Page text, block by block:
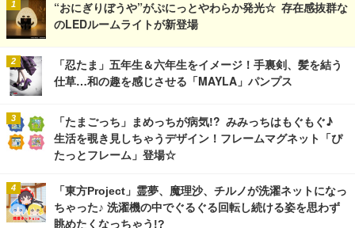
“おにぎりぼうや”がぷにっとやわらか発光☆ 存在感抜群な
のLEDルームライトが新登場
「忍たま」五年生＆六年生をイメージ！手裏剣、髪を結う
仕草…和の趣を感じさせる「MAYLA」パンプス
「たまごっち」まめっちが病気!? みみっちはもぐもぐ♪
生活を覗き見しちゃうデザイン！フレームマグネット「ぴ
たっとフレーム」登場☆
「東方Project」霊夢、魔理沙、チルノが洗濯ネットになっ
ちゃった♪ 洗濯機の中でぐるぐる回転し続ける姿を思わず
眺めたくなっちゃう!?